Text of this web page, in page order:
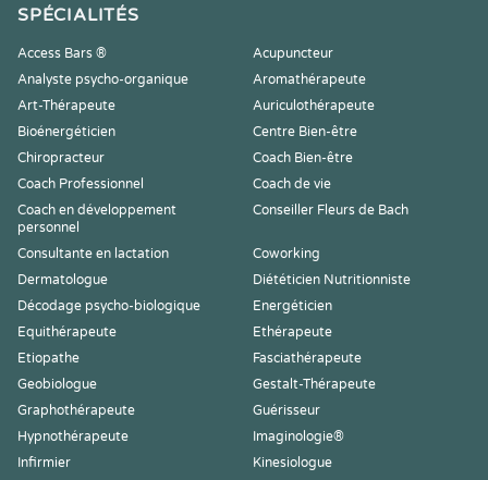
SPÉCIALITÉS
Access Bars ®
Acupuncteur
Analyste psycho-organique
Aromathérapeute
Art-Thérapeute
Auriculothérapeute
Bioénergéticien
Centre Bien-être
Chiropracteur
Coach Bien-être
Coach Professionnel
Coach de vie
Coach en développement
personnel
Conseiller Fleurs de Bach
Consultante en lactation
Coworking
Dermatologue
Diététicien Nutritionniste
Décodage psycho-biologique
Energéticien
Equithérapeute
Ethérapeute
Etiopathe
Fasciathérapeute
Geobiologue
Gestalt-Thérapeute
Graphothérapeute
Guérisseur
Hypnothérapeute
Imaginologie®
Infirmier
Kinesiologue